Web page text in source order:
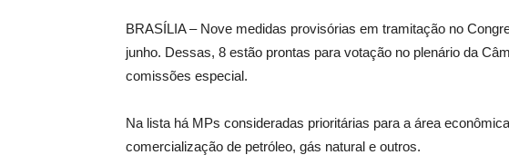
BRASÍLIA – Nove medidas provisórias em tramitação no
junho. Dessas, 8 estão prontas para votação no plenário da
comissões especial.
Na lista há MPs consideradas prioritárias para a área
comercialização de petróleo, gás natural e outros.